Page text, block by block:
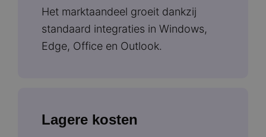
Het marktaandeel groeit dankzij
standaard integraties in Windows,
Edge, Office en Outlook.
Lagere kosten